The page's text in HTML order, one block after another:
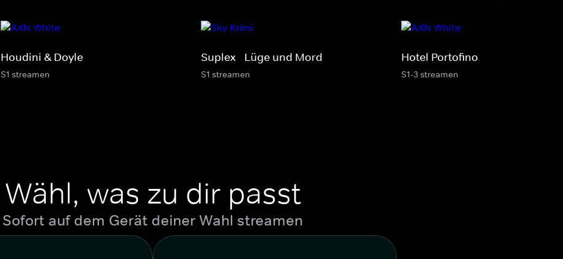
Houdini & Doyle
S1 streamen
Suplex - Lüge und Mord
S1 streamen
Hotel Portofino
S1-3 streamen
Wähl, was zu dir passt
Sofort auf dem Gerät deiner Wahl streamen